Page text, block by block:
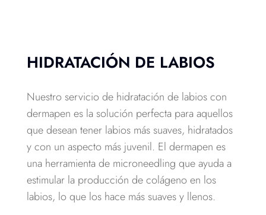
HIDRATACIÓN DE LABIOS
Nuestro servicio de hidratación de labios con
dermapen es la solución perfecta para aquellos
que desean tener labios más suaves, hidratados
y con un aspecto más juvenil. El dermapen es
una herramienta de microneedling que ayuda a
estimular la producción de colágeno en los
labios, lo que los hace más suaves y llenos.